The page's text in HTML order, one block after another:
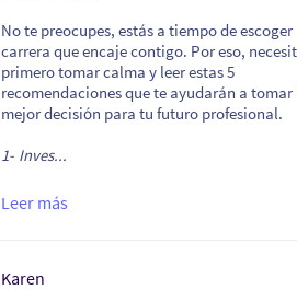
No te preocupes, estás a tiempo de escoger
carrera que encaje contigo. Por eso,
primero tomar calma y leer estas 5
recomendaciones que te ayudarán a tomar
mejor decisión para tu futuro profesional.
1- Inves...
Leer más
Karen